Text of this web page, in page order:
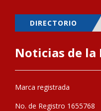
DIRECTORIO
Noticias de la
Marca registrada
No. de Registro 1655768